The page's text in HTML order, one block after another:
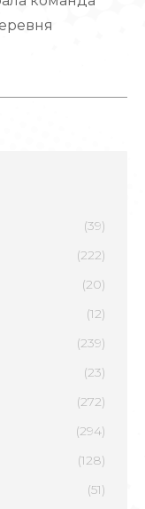
(39)
(222)
(20)
(12)
(239)
(23)
(272)
(294)
(128)
(51)